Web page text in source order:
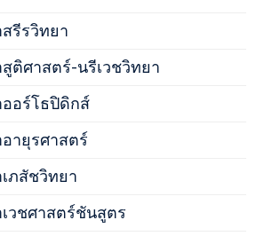
รีรวิทยา
ติศาสตร์-นรีเวชวิทยา
อร์โธปิดิกส์
ายุรศาสตร์
ภสัชวิทยา
วชศาสตร์ชันสูตร